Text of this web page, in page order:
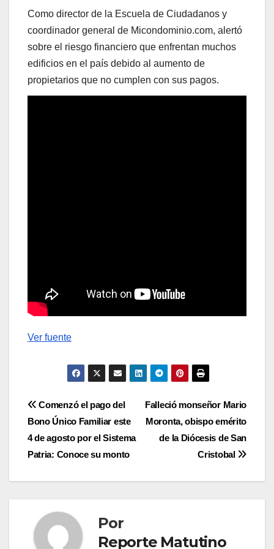
Como director de la Escuela de Ciudadanos y
coordinador general de Micondominio.com, alertó
sobre el riesgo financiero que enfrentan muchos
edificios en el país debido al aumento de
propietarios que no cumplen con sus pagos.
Ver fuente
Navegación
de
entradas
Falleció monseñor Mario
Moronta, obispo emérito
de la Diócesis de San
Cristobal
Comenzó el pago del
Bono Único Familiar este
4 de agosto por el Sistema
Patria: Conoce su monto
Por
Reporte Matutino